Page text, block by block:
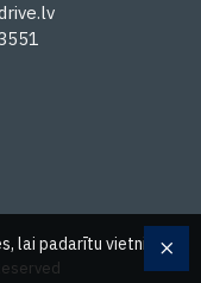
lai padarītu vietni